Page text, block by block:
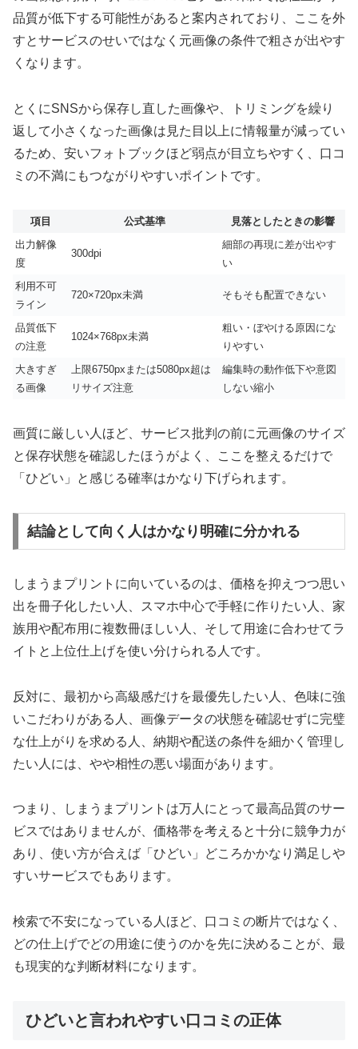
品質が低下する可能性があると案内されており、ここを外
すとサービスのせいではなく元画像の条件で粗さが出やす
くなります。
とくにSNSから保存し直した画像や、トリミングを繰り
返して小さくなった画像は見た目以上に情報量が減ってい
るため、安いフォトブックほど弱点が目立ちやすく、口コ
ミの不満にもつながりやすいポイントです。
項目 公式基準
見落としたときの影響
出力解像
度
300dpi
細部の再現に差が出やす
い
利用不可
ライン
720×720px未満 そもそも配置できない
品質低下
の注意
1024×768px未満
粗い・ぼやける原因にな
りやすい
大きすぎ
る画像
上限6750pxまたは5080px超は
リサイズ注意
編集時の動作低下や意図
しない縮小
画質に厳しい人ほど、サービス批判の前に元画像のサイズ
と保存状態を確認したほうがよく、ここを整えるだけで
「ひどい」と感じる確率はかなり下げられます。
結論として向く人はかなり明確に分かれる
しまうまプリントに向いているのは、価格を抑えつつ思い
出を冊子化したい人、スマホ中心で手軽に作りたい人、家
族用や配布用に複数冊ほしい人、そして用途に合わせてラ
イトと上位仕上げを使い分けられる人です。
反対に、最初から高級感だけを最優先したい人、色味に強
いこだわりがある人、画像データの状態を確認せずに完璧
な仕上がりを求める人、納期や配送の条件を細かく管理し
たい人には、やや相性の悪い場面があります。
つまり、しまうまプリントは万人にとって最高品質のサー
ビスではありませんが、価格帯を考えると十分に競争力が
あり、使い方が合えば「ひどい」どころかかなり満足しや
すいサービスでもあります。
検索で不安になっている人ほど、口コミの断片ではなく、
どの仕上げでどの用途に使うのかを先に決めることが、最
も現実的な判断材料になります。
ひどいと言われやすい口コミの正体